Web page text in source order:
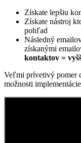
Získate lepšiu
Získate nástroj
pohľad
Následný
získanými
kontaktov =
Veľmi prívetivý pomer
možnosti